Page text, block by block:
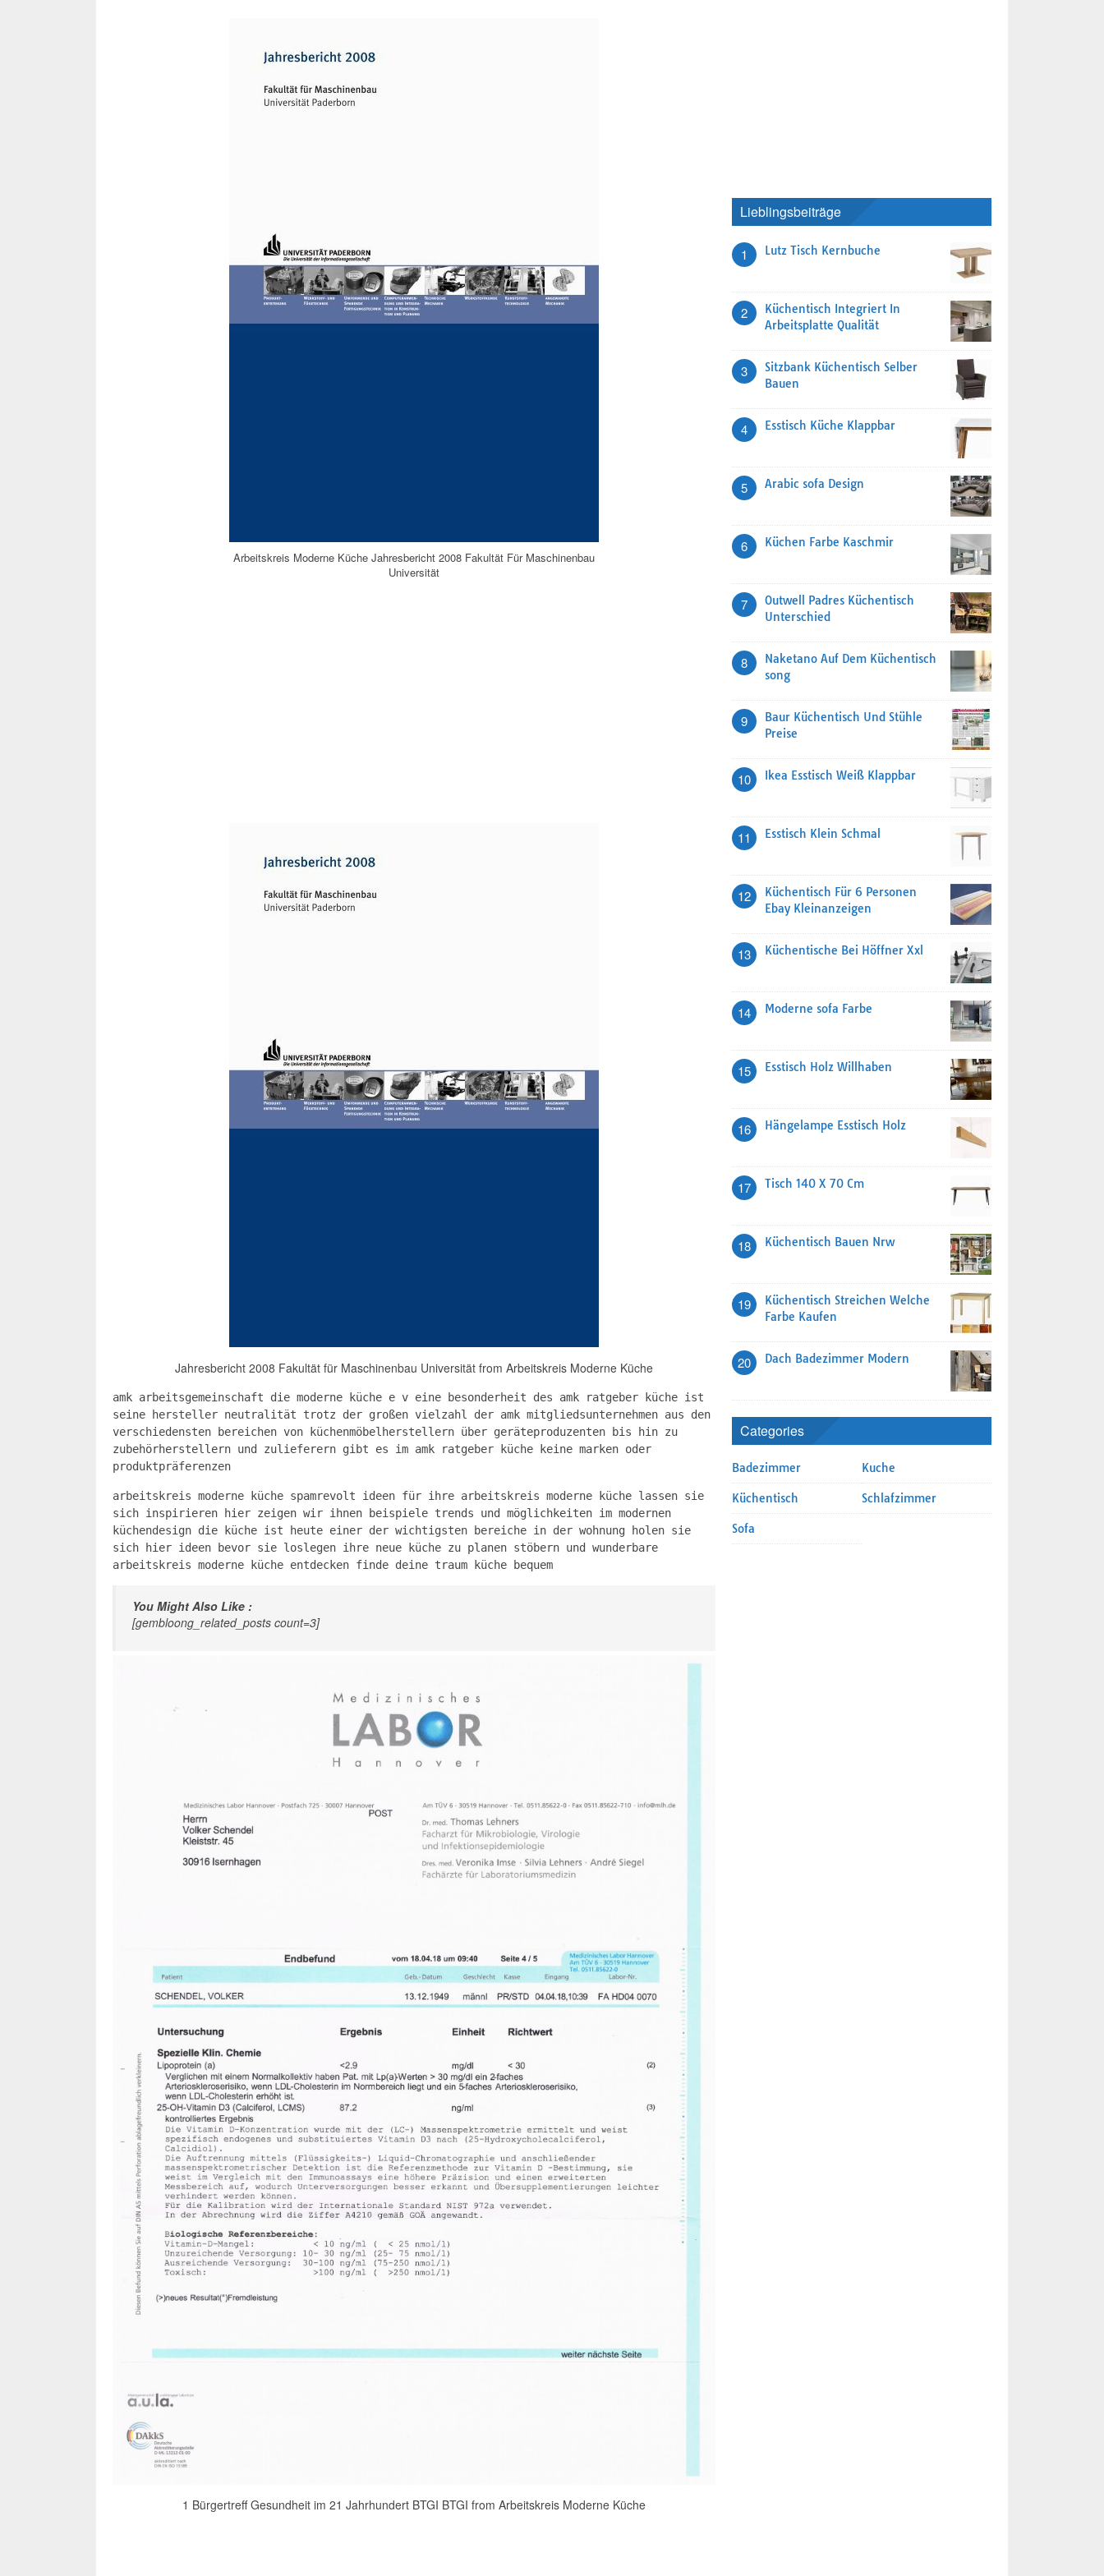
Arbeitskreis Moderne Küche Jahresbericht 2008 Fakultät Für Maschinenbau
Universität
Jahresbericht 2008 Fakultät für Maschinenbau Universität from Arbeitskreis Moderne Küche
amk arbeitsgemeinschaft die moderne küche e v eine besonderheit des amk ratgeber küche ist
seine hersteller neutralität trotz der großen vielzahl der amk mitgliedsunternehmen aus den
verschiedensten bereichen von küchenmöbelherstellern über geräteproduzenten bis hin zu
zubehörherstellern und zulieferern gibt es im amk ratgeber küche keine marken oder
produktpräferenzen
arbeitskreis moderne küche spamrevolt ideen für ihre arbeitskreis moderne küche lassen sie
sich inspirieren hier zeigen wir ihnen beispiele trends und möglichkeiten im modernen
küchendesign die küche ist heute einer der wichtigsten bereiche in der wohnung holen sie
sich hier ideen bevor sie loslegen ihre neue küche zu planen stöbern und wunderbare
arbeitskreis moderne küche entdecken finde deine traum küche bequem
You Might Also Like :
[gembloong_related_posts count=3]
1 Bürgertreff Gesundheit im 21 Jahrhundert BTGI BTGI from Arbeitskreis Moderne Küche
Lieblingsbeiträge
1 Lutz Tisch Kernbuche
2
Küchentisch Integriert In
Arbeitsplatte Qualität
3
Sitzbank Küchentisch Selber
Bauen
4 Esstisch Küche Klappbar
5 Arabic sofa Design
6 Küchen Farbe Kaschmir
7
Outwell Padres Küchentisch
Unterschied
8
Naketano Auf Dem Küchentisch
song
9
Baur Küchentisch Und Stühle
Preise
10 Ikea Esstisch Weiß Klappbar
11 Esstisch Klein Schmal
12
Küchentisch Für 6 Personen
Ebay Kleinanzeigen
13 Küchentische Bei Höffner Xxl
14 Moderne sofa Farbe
15 Esstisch Holz Willhaben
16 Hängelampe Esstisch Holz
17 Tisch 140 X 70 Cm
18 Küchentisch Bauen Nrw
19
Küchentisch Streichen Welche
Farbe Kaufen
20 Dach Badezimmer Modern
Categories
Badezimmer Kuche
Küchentisch Schlafzimmer
Sofa